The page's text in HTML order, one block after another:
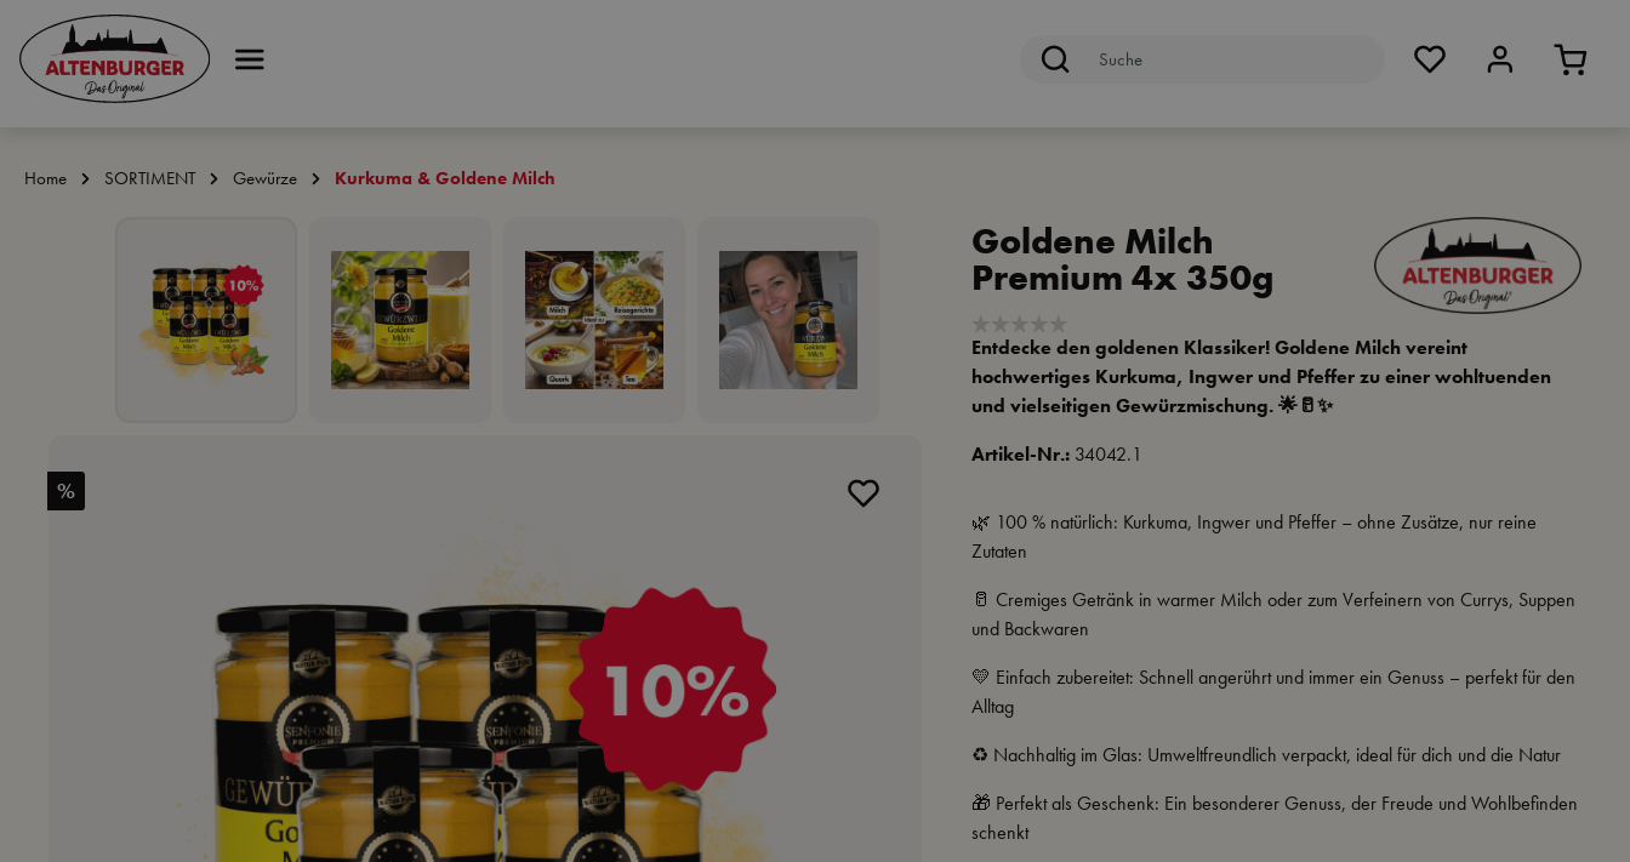
Hauptinhalt springen
Zur Suche springen
Zur Hauptnavigation springen
Home SORTIMENT Gewürze Kurkuma & Goldene Milch
%
Goldene Milch
Premium 4x 350g
Entdecke den goldenen Klassiker! Goldene Milch vereint
hochwertiges Kurkuma, Ingwer und Pfeffer zu einer wohltuenden
und vielseitigen Gewürzmischung. 🌟🥛✨
Artikel-Nr.: 34042.1
🌿 100 % natürlich: Kurkuma, Ingwer und Pfeffer – ohne Zusätze, nur reine
Zutaten
🥛 Cremiges Getränk in warmer Milch oder zum Verfeinern von Currys, Suppen
und Backwaren
💛 Einfach zubereitet: Schnell angerührt und immer ein Genuss – perfekt für den
Alltag
♻️ Nachhaltig im Glas: Umweltfreundlich verpackt, ideal für dich und die Natur
🎁 Perfekt als Geschenk: Ein besonderer Genuss, der Freude und Wohlbefinden
schenkt